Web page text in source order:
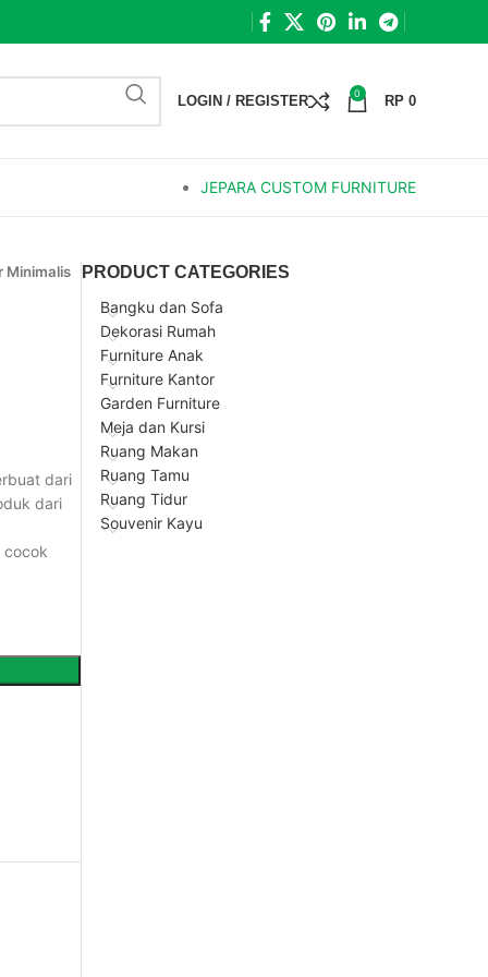
LOGIN / REGISTER 0 RP 0
JEPARA CUSTOM FURNITURE
Minimalis
dari
dari
cocok
PRODUCT CATEGORIES
Bangku dan Sofa
Dekorasi Rumah
Furniture Anak
Furniture Kantor
Garden Furniture
Meja dan Kursi
Ruang Makan
Ruang Tamu
Ruang Tidur
Souvenir Kayu